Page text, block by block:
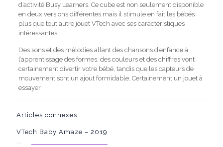
d’activité Busy Learners. Ce cube est non seulement disponible
en deux versions différentes mais il stimule en fait les bébés
plus que tout autre jouet VTech avec ses caractéristiques
intéressantes.
Des sons et des mélodies allant des chansons d’enfance à
l’apprentissage des formes, des couleurs et des chiffres vont
certainement divertir votre bébé, tandis que les capteurs de
mouvement sont un ajout formidable. Certainement un jouet à
essayer.
Articles connexes
VTech Baby Amaze – 2019